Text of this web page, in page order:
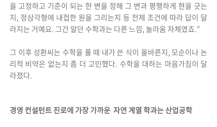
을 고정하고 기준이 되는 한 변을 정해 그 변과 평행하게 현을 긋는
지, 정삼각형에 내접한 원을 그리는지 등 전제 조건에 따라 답이 달
라지는 거예요. 그간 알던 수학과는 다른 느낌, 놀라움 자체였죠.”
그 이후 성환씨는 수학을 풀 때 내가 쓴 식이 올바른지, 모순이나 논
리적 비약은 없는지 좀 더 고민했다. 수학을 대하는 마음가짐이 달
라졌다.
경영 컨설턴트 진로에 가장 가까운 자연 계열 학과는 산업공학